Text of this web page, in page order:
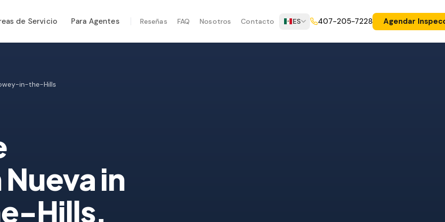
ESPECIALIZADOS
Post-Huracán
por Drone
de Termitas
de Servicio Para Agentes Reseñas FAQ Nosotros Contacto ES 407-205-7228 Agendar
in-the-Hills
in
Hills,